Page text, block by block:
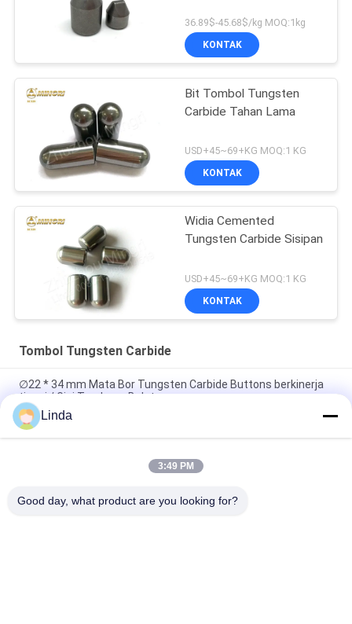
36.89$-45.68$/kg MOQ:1kg
KONTAK
Bit Tombol Tungsten
Carbide Tahan Lama
USD+45~69+KG MOQ:1 KG
KONTAK
Widia Cemented
Tungsten Carbide Sisipan
USD+45~69+KG MOQ:1 KG
KONTAK
Tombol Tungsten Carbide
∅22 * 34 mm Mata Bor Tungsten Carbide Buttons berkinerja
tinggi / Gigi Tambang Bulat
Dth Tungsten Carbide Buttons Bit Insert Untuk Bahan Keras
Bor Penambangan Batubara
kepala bulat Tungsten Carbide tombol masukkan ujung bit
Linda
3:49 PM
Good day, what product are you looking for?